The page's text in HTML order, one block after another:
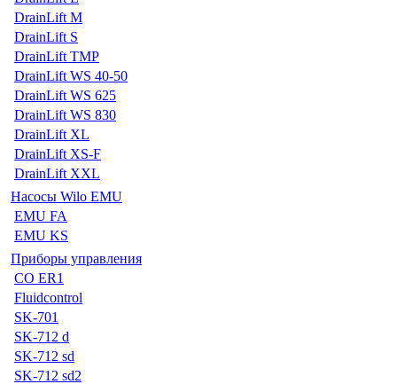
DrainLift M
DrainLift S
DrainLift TMP
DrainLift WS 40-50
DrainLift WS 625
DrainLift WS 830
DrainLift XL
DrainLift XS-F
DrainLift XXL
Насосы Wilo EMU
EMU FA
EMU KS
Приборы управления
CO ER1
Fluidcontrol
SK-701
SK-712 d
SK-712 sd
SK-712 sd2